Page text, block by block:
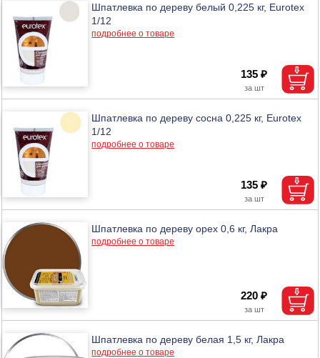
Шпатлевка по дереву белый 0,225 кг, Eurotex
1/12
подробнее о товаре
135 ₽
Шпатлевка по дереву сосна 0,225 кг, Eurotex
1/12
подробнее о товаре
135 ₽
Шпатлевка по дереву орех 0,6 кг, Лакра
подробнее о товаре
220 ₽
Шпатлевка по дереву белая 1,5 кг, Лакра
подробнее о товаре